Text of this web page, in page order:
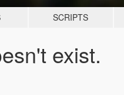
SCRIPTS
exist.